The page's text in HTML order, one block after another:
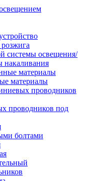
системы освещения/
накаливания
материалы
проводников
проводников под
болтами